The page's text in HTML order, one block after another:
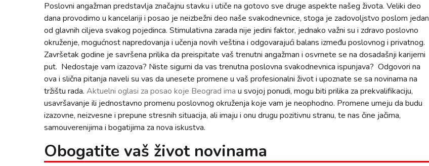
Poslovni angažman predstavlja značajnu stavku i utiče na gotovo sve druge aspekte našeg života. Veliki deo
dana provodimo u kancelariji i posao je neizbežni deo naše svakodnevnice, stoga je zadovoljstvo poslom jedan
od glavnih ciljeva svakog pojedinca. Stimulativna zarada nije jedini faktor, jednako važni su i zdravo poslovno
okruženje, mogućnost napredovanja i učenja novih veština i odgovarajući balans između poslovnog i privatnog.
Završetak godine je savršena prilika da preispitate vaš trenutni angažman i osvrnete se na dosadašnji karijerni
put. Nedostaje vam izazova? Niste sigurni da vas trenutna poslovna svakodnevnica ispunjava? Odgovori na
ova i slična pitanja naveli su vas da unesete promene u vaš profesionalni život i upoznate se sa novinama na
tržištu rada. Aktuelni oglasi za posao koje Beograd ima u svojoj ponudi, mogu biti prilika za prekvalifikaciju,
usavršavanje ili jednostavno promenu poslovnog okruženja koje vam je neophodno. Promene umeju da budu
izazovne, neizvesne i prepune stresnih situacija, ali imaju i onu drugu pozitivnu stranu, te nas čine jačima,
samouverenijima i bogatijima za nova iskustva.
Obogatite vaš život novinama